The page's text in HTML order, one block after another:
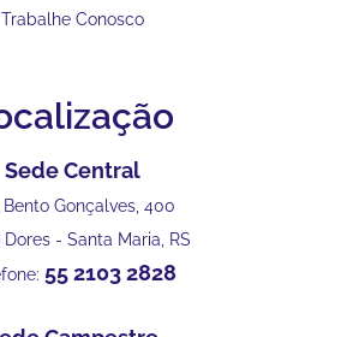
Trabalhe Conosco
Sede Central
Bento Gonçalves, 400
Dores - Santa Maria, RS
55 2103 2828